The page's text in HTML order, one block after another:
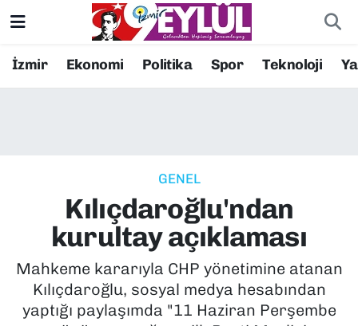
İzmir Ekonomi Politika Spor Teknoloji
GENEL
Kılıçdaroğlu'ndan
kurultay açıklaması
Mahkeme kararıyla CHP yönetimine atanan
Kılıçdaroğlu, sosyal medya hesabından
yaptığı paylaşımda "11 Haziran Perşembe
Resmi İlanlar
EKONOMİ
KÜLTÜR SANAT
MAGAZİN
Konak Nöbetçi Eczaneler
Süper Lig Puan Durumu ve Fikstür
Tüm Manşetler
Son Dakika Haberleri
Haber Arşivi